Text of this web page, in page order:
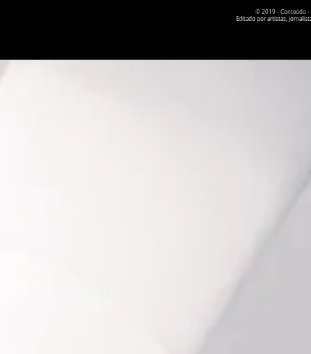
© 2019 - Conteúdo -
Editado por artistas,